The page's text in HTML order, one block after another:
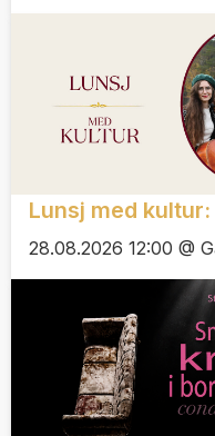
Lunsj med
28.08.2026 12:00 @